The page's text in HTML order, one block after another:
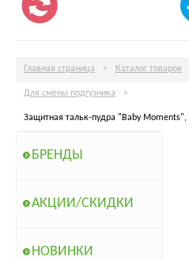
Главная страница > Каталог товаров
Для смены подгузника >
Защитная тальк-пудра "Baby Moments",
БРЕНДЫ
АКЦИИ/СКИДКИ
НОВИНКИ